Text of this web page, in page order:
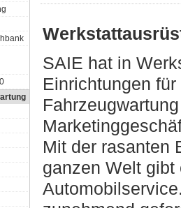
SAIE hat in
Einrichtungen
Mit der rasanten
ganzen Welt